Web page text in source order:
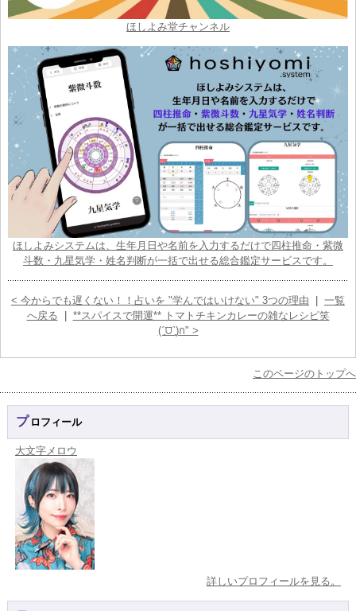
ほしよみ堂チャンネル
ほしよみシステムは、生年月日や名前を入力するだけで四柱推命・紫微
斗数・九星気学・姓名判断が一括で出せる総合鑑定サービスです。
< 今からでも遅くない！！占いを "学んではいけない" 3つの理由
一覧
へ戻る
**スパイスで開運** トマトチキンカレーの雑なレシピ笑
(ˊ͈⩌ˋ͈)ก" >
このページのトップへ
プロフィール
大文字メロウ
詳しいプロフィールを見る。